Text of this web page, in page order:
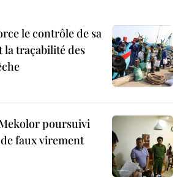
le contrôle de sa
la traçabilité des
poursuivi
faux virement